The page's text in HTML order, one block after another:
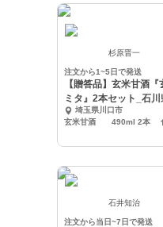
杉原晋一
注文から1~5日で発送
【贈答品】玄米甘酒
ミタ』2本セット_石
コール
埼玉県川口市
石井知治
注文から当日~7日で発送